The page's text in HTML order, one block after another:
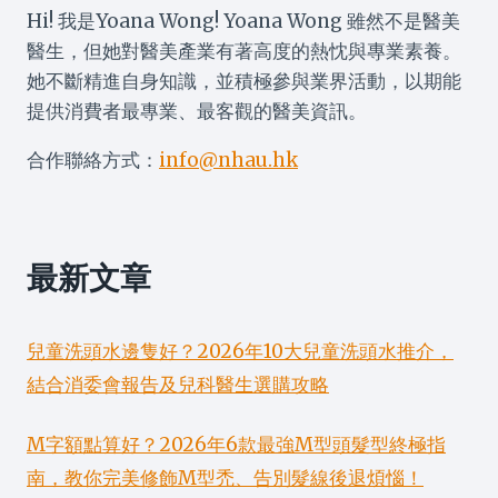
Hi! 我是Yoana Wong! Yoana Wong 雖然不是醫美
醫生，但她對醫美產業有著高度的熱忱與專業素養。
她不斷精進自身知識，並積極參與業界活動，以期能
提供消費者最專業、最客觀的醫美資訊。
合作聯絡方式： info@nhau.hk
最新文章
兒童洗頭水邊隻好？2026年10大兒童洗頭水推介，
結合消委會報告及兒科醫生選購攻略
M字額點算好？2026年6款最強M型頭髮型終極指
南，教你完美修飾M型禿、告別髮線後退煩惱！